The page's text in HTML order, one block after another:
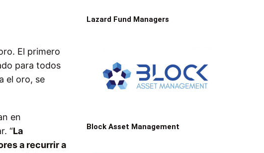
El primero
para todos
el oro, se
en
“La
a recurrir a
Lazard Fund Managers
Block Asset Management